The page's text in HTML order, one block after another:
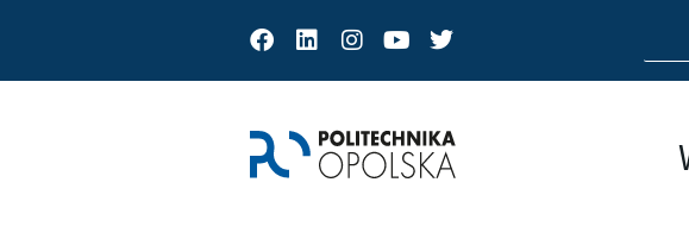
Facebook
LinkedinInstagram
YoutubeTwitter
for: